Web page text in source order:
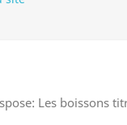
Les boissons